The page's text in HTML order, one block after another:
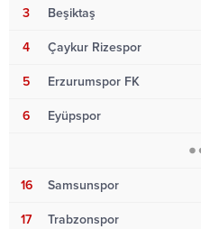
3 Beşiktaş
4 Çaykur Rizespor
5 Erzurumspor FK
6 Eyüpspor
16 Samsunspor
17 Trabzonspor